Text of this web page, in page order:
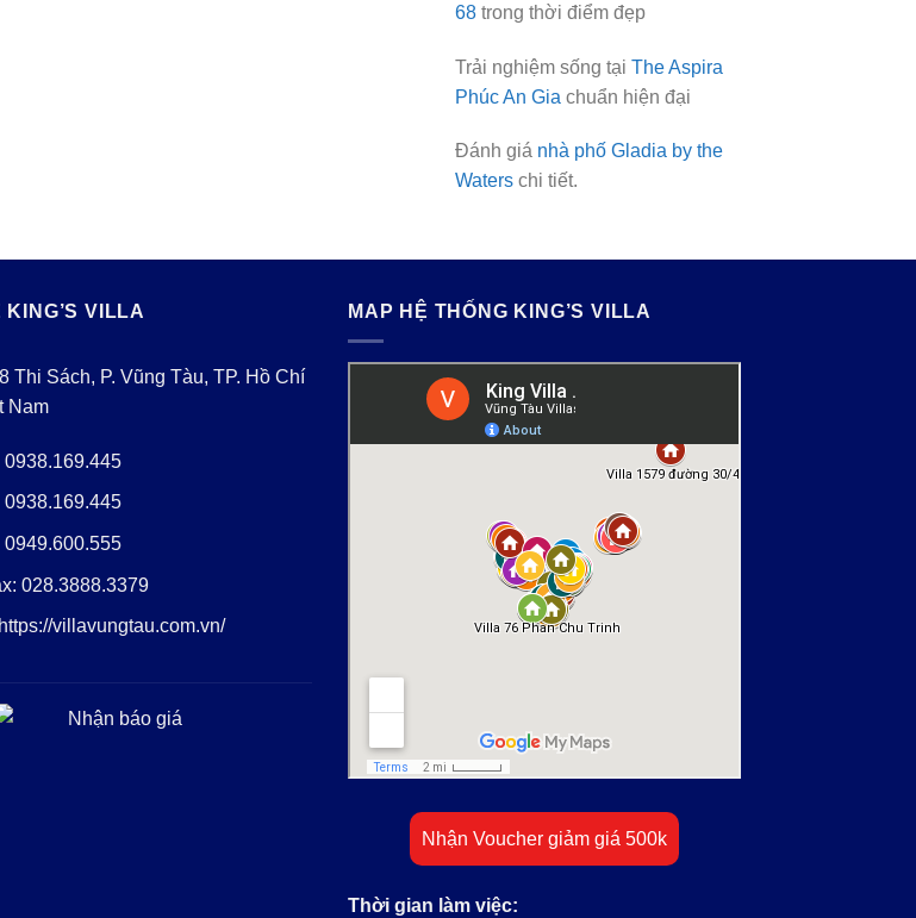
68 trong thời điểm đẹp
Trải nghiệm sống tại The Aspira
Phúc An Gia chuẩn hiện đại
Đánh giá nhà phố Gladia by the
Waters chi tiết.
KING’S VILLA
Thi Sách, P. Vũng Tàu, TP. Hồ Chí
Nam
0938.169.445
0938.169.445
0949.600.555
028.3888.3379
https://villavungtau.com.vn/
MAP HỆ THỐNG KING’S VILLA
Nhận Voucher giảm giá 500k
Thời gian làm việc: